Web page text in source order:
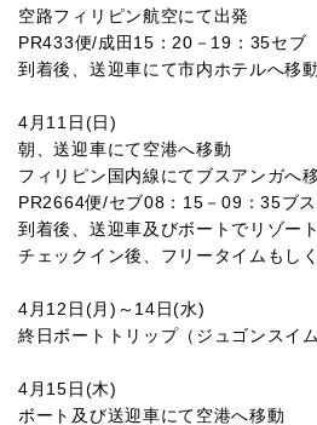
空路フィリピン航空にて出発
PR433便/成田15：20－19：35セブ
到着後、送迎車にて市内ホテルへ移
4月11日(日)
朝、送迎車にて空港へ移動
フィリピン国内線にてブスアンガへ
PR2664便/セブ08：15－09：35ブ
到着後、送迎車及びボートでリゾー
チェックイン後、フリータイムもし
4月12日(月)～14日(水)
終日ボートトリップ（ジュゴンスイ
4月15日(木)
ボート及び送迎車にて空港へ移動